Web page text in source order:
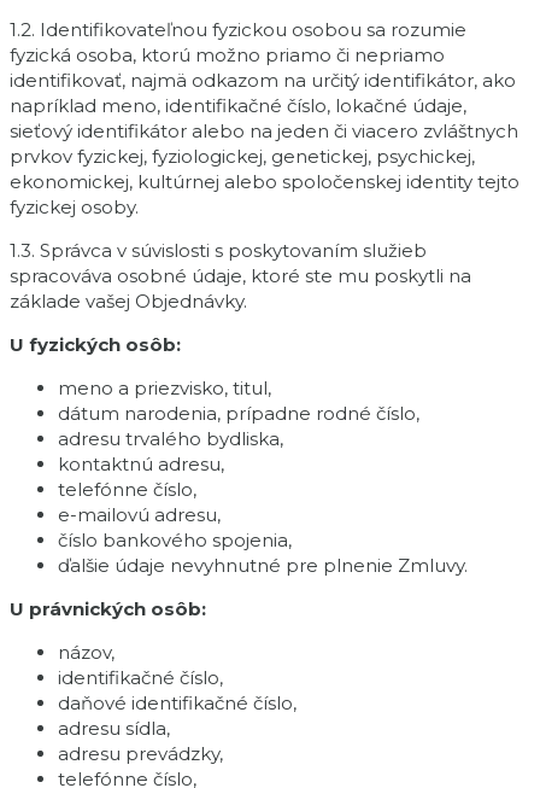
1.2. Identifikovateľnou fyzickou osobou sa rozumie
fyzická osoba, ktorú možno priamo či nepriamo
identifikovať, najmä odkazom na určitý identifikátor, ako
napríklad meno, identifikačné číslo, lokačné údaje,
sieťový identifikátor alebo na jeden či viacero zvláštnych
prvkov fyzickej, fyziologickej, genetickej, psychickej,
ekonomickej, kultúrnej alebo spoločenskej identity tejto
fyzickej osoby.
1.3. Správca v súvislosti s poskytovaním služieb
spracováva osobné údaje, ktoré ste mu poskytli na
základe vašej Objednávky.
U fyzických osôb:
meno a priezvisko, titul,
dátum narodenia, prípadne rodné číslo,
adresu trvalého bydliska,
kontaktnú adresu,
telefónne číslo,
e-mailovú adresu,
číslo bankového spojenia,
ďalšie údaje nevyhnutné pre plnenie Zmluvy.
U právnických osôb:
názov,
identifikačné číslo,
daňové identifikačné číslo,
adresu sídla,
adresu prevádzky,
telefónne číslo,